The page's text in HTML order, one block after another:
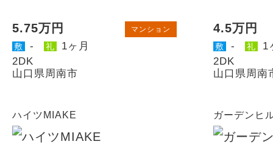
5.75万円 マンション
敷 - 礼
1ヶ月
2DK
山口県周南市
4.5万円
敷 - 礼
1
2DK
山口県周南
ハイツMIAKE ガーデンヒ